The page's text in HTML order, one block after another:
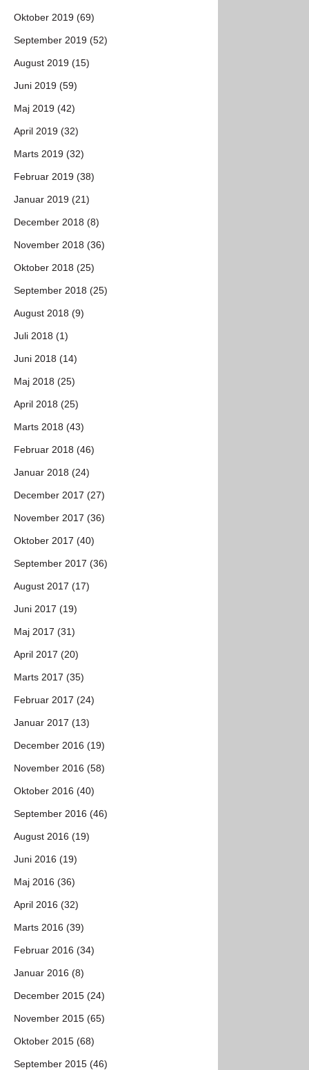
Oktober 2019 (69)
September 2019 (52)
August 2019 (15)
Juni 2019 (59)
Maj 2019 (42)
April 2019 (32)
Marts 2019 (32)
Februar 2019 (38)
Januar 2019 (21)
December 2018 (8)
November 2018 (36)
Oktober 2018 (25)
September 2018 (25)
August 2018 (9)
Juli 2018 (1)
Juni 2018 (14)
Maj 2018 (25)
April 2018 (25)
Marts 2018 (43)
Februar 2018 (46)
Januar 2018 (24)
December 2017 (27)
November 2017 (36)
Oktober 2017 (40)
September 2017 (36)
August 2017 (17)
Juni 2017 (19)
Maj 2017 (31)
April 2017 (20)
Marts 2017 (35)
Februar 2017 (24)
Januar 2017 (13)
December 2016 (19)
November 2016 (58)
Oktober 2016 (40)
September 2016 (46)
August 2016 (19)
Juni 2016 (19)
Maj 2016 (36)
April 2016 (32)
Marts 2016 (39)
Februar 2016 (34)
Januar 2016 (8)
December 2015 (24)
November 2015 (65)
Oktober 2015 (68)
September 2015 (46)